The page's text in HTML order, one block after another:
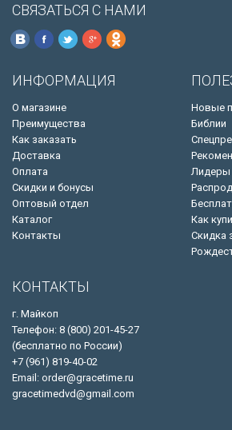
СВЯЗАТЬСЯ С НАМИ
ИНФОРМАЦИЯ
О магазине
Преимущества
Как заказать
Доставка
Оплата
Скидки и бонусы
Оптовый отдел
Каталог
Контакты
Новые
Библии
Как
Скидка
КОНТАКТЫ
г. Майкоп
Телефон: 8 (800) 201-45-27
(бесплатно по России)
+7 (961) 819-40-02
Email: order@gracetime.ru
gracetimedvd@gmail.com